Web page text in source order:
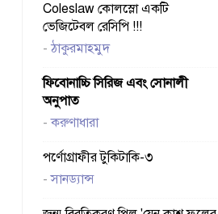
Coleslaw কোলস্লো একটি
ভেজিটেবল রেসিপি !!!
-ঠাকুরমাহমুদ
ফিবোনাচ্চি সিরিজ এবং সোনালী
অনুপাত
-করুণাধারা
পর্ণোগ্রাফীর টুকিটাকি-৩
-সানড্যান্স